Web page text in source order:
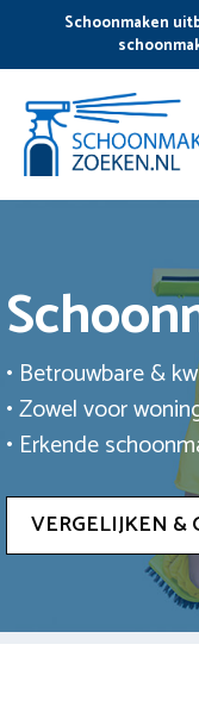
de
inhoud
Schoonmaken
• Betrouwbare &
• Zowel voor
• Erkende
VERGELIJKEN &